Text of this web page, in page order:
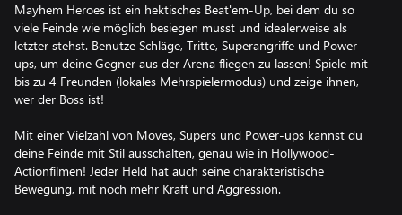
Mayhem Heroes ist ein hektisches Beat'em-Up, bei dem du so
viele Feinde wie möglich besiegen musst und idealerweise als
letzter stehst. Benutze Schläge, Tritte, Superangriffe und Power-
ups, um deine Gegner aus der Arena fliegen zu lassen! Spiele mit
bis zu 4 Freunden (lokales Mehrspielermodus) und zeige ihnen,
wer der Boss ist!
Mit einer Vielzahl von Moves, Supers und Power-ups kannst du
deine Feinde mit Stil ausschalten, genau wie in Hollywood-
Actionfilmen! Jeder Held hat auch seine charakteristische
Bewegung, mit noch mehr Kraft und Aggression.